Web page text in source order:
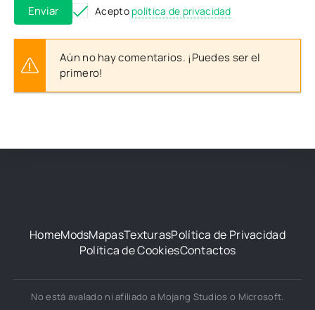
Enviar Acepto política de privacidad
Aún no hay comentarios. ¡Puedes ser el
primero!
HomeModsMapasTexturasPolítica de Privacidad
Política de CookiesContactos
No está avalado ni afiliado a Mojang Studios o Microsoft.